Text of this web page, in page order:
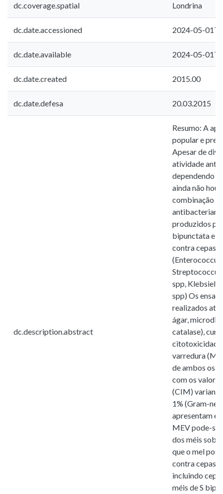
dc.coverage.spatial Londrina
dc.date.accessioned 2024-05-
dc.date.available 2024-05-
dc.date.created 2015.00
dc.date.defesa 20.03.2015
dc.description.abstract
Resumo: A
popular e
Apesar de
atividade
dependendo
ainda não
combinação
antibacteriana
produzidos
bipunctata e
contra cepas
(Enterococcus
Streptococcus
spp, Klebsiella
spp) Os
realizados
ágar,
catalase),
citotoxicidade
varredura
de ambos os
com os
(CIM)
1% (Gram-
apresentam
MEV pode-se
dos méis
que o mel
contra cepas
incluindo
méis de S